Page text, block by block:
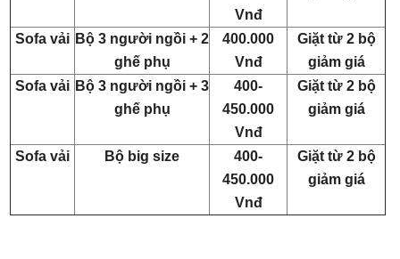
Vnđ
Sofa vải Bộ 3 người ngồi + 2
ghế phụ
400.000
Vnđ
Giặt từ 2 bộ
giảm giá
Sofa vải Bộ 3 người ngồi + 3
ghế phụ
400-
450.000
Vnđ
Giặt từ 2 bộ
giảm giá
Sofa vải Bộ big size
400-
450.000
Vnđ
Giặt từ 2 bộ
giảm giá